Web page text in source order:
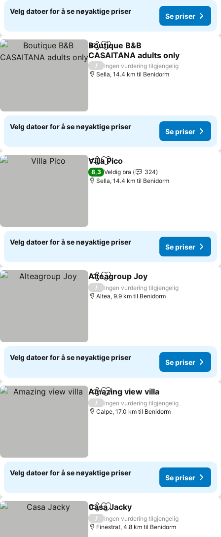
Velg datoer for å se nøyaktige priser
Se priser
Del Legg til i favoritter
Boutique B&B
CASAITANA adults only
/
Ingen vurdering tilgjengelig
Sella, 14.4 km til Benidorm
Velg datoer for å se nøyaktige priser
Se priser
Del Legg til i favoritter
Villa Pico
8,3 Veldig bra
324
Sella, 14.4 km til Benidorm
Velg datoer for å se nøyaktige priser
Se priser
Del Legg til i favoritter
Alteagroup Joy
/
Ingen vurdering tilgjengelig
Altea, 9.9 km til Benidorm
Velg datoer for å se nøyaktige priser
Se priser
Del Legg til i favoritter
Amazing view villa
/
Ingen vurdering tilgjengelig
Calpe, 17.0 km til Benidorm
Velg datoer for å se nøyaktige priser
Se priser
Del Legg til i favoritter
Casa Jacky
/
Ingen vurdering tilgjengelig
Finestrat, 4.8 km til Benidorm